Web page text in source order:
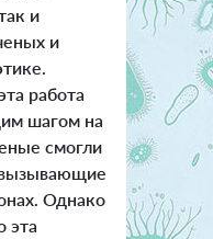
и
и
работа
шагом на
смогли
вызывающие
Однако
эта